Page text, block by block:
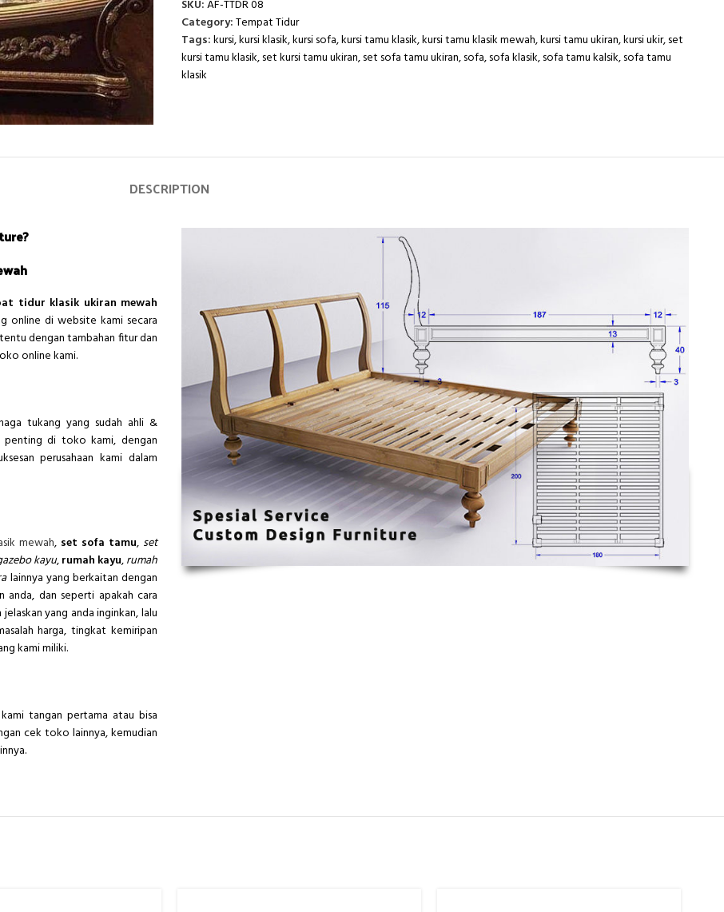
SKU:AF-TTDR 08
Category:Tempat Tidur
Tags:kursi,kursi klasik,kursi sofa,kursi tamu klasik,kursi tamu klasik mewah,kursi tamu ukiran,kursi ukir,set
kursi tamu klasik,set kursi tamu ukiran,set sofa tamu ukiran,sofa,sofa klasik,sofa tamu kalsik,sofa tamu
klasik
DESCRIPTION
tidur klasik ukiran mewah
online di website kami secara
dengan tambahan fitur dan
online kami.
tukang yang sudah ahli &
penting di toko kami, dengan
perusahaan kami dalam
mewah, set sofa tamu, set
kayu,rumah kayu,rumah
lainnya yang berkaitan dengan
dan seperti apakah cara
yang anda inginkan, lalu
harga, tingkat kemiripan
kami miliki.
tangan pertama atau bisa
cek toko lainnya, kemudian